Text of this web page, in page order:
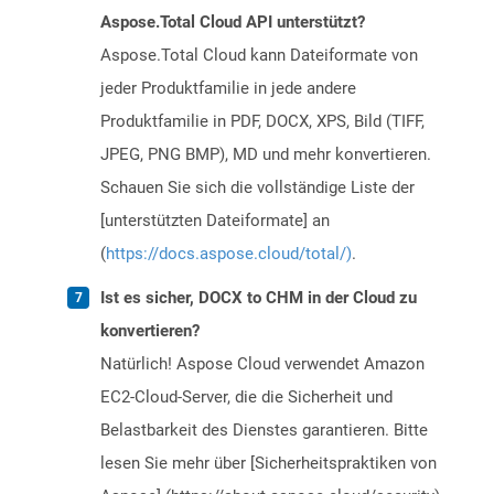
Aspose.Total Cloud API unterstützt?
Aspose.Total Cloud kann Dateiformate von
jeder Produktfamilie in jede andere
Produktfamilie in PDF, DOCX, XPS, Bild (TIFF,
JPEG, PNG BMP), MD und mehr konvertieren.
Schauen Sie sich die vollständige Liste der
[unterstützten Dateiformate] an
(https://docs.aspose.cloud/total/).
Ist es sicher, DOCX to CHM in der Cloud zu
konvertieren?
Natürlich! Aspose Cloud verwendet Amazon
EC2-Cloud-Server, die die Sicherheit und
Belastbarkeit des Dienstes garantieren. Bitte
lesen Sie mehr über [Sicherheitspraktiken von